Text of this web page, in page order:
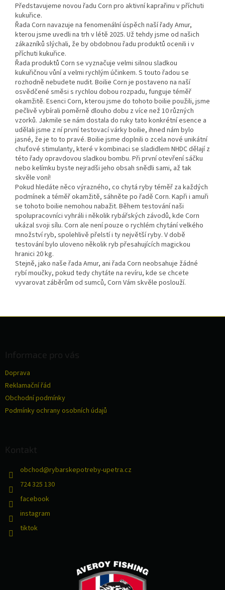
Představujeme novou řadu Corn pro aktivní kaprařinu v příchuti
kukuřice.
Řada Corn navazuje na fenomenální úspěch naší řady Amur,
kterou jsme uvedli na trh v létě 2025. Už tehdy jsme od našich
zákazníků slýchali, že by obdobnou řadu produktů ocenili i v
příchuti kukuřice.
Řada produktů Corn se vyznačuje velmi silnou sladkou
kukuřičnou vůní a velmi rychlým účinkem. S touto řadou se
rozhodně nebudete nudit. Boilie Corn je postaveno na naší
osvědčené směsi s rychlou dobou rozpadu, funguje téměř
okamžitě. Esenci Corn, kterou jsme do tohoto boilie použili, jsme
pečlivě vybírali poměrně dlouho dobu z více než 10 různých
vzorků. Jakmile se nám dostala do ruky tato konkrétní esence a
udělali jsme z ní první testovací várky boilie, ihned nám bylo
jasné, že je to to pravé. Boilie jsme doplnili o zcela nové unikátní
chuťové stimulanty, které v kombinaci se sladidlem NHDC dělají z
této řady opravdovou sladkou bombu. Při první otevření sáčku
nebo kelímku byste nejradši jeho obsah snědli sami, až tak
skvěle voní!
Pokud hledáte něco výrazného, co chytá ryby téměř za každých
podmínek a téměř okamžitě, sáhněte po řadě Corn. Kapři i amuři
se tohoto boilie nemohou nabažit. Během testování naši
spolupracovníci vyhráli i několik rybářských závodů, kde Corn
ukázal svoji sílu. Corn ale není pouze o rychlém chytání velkého
množství ryb, spolehlivě přelstí i ty největší ryby. V době
testování bylo uloveno několik ryb přesahujících magickou
hranici 20 kg.
Stejně, jako naše řada Amur, ani řada Corn neobsahuje žádné
rybí moučky, pokud tedy chytáte na revíru, kde se chcete
vyvarovat záběrům od sumců, Corn Vám skvěle poslouží.
Informace pro vás
Doprava
Reklamační řád
Obchodní podmínky
Podmínky ochrany osobních údajů
Kontakt
obchod@rybarskepotreby-upetra.cz
724 325 130
facebook
instagram
tiktok